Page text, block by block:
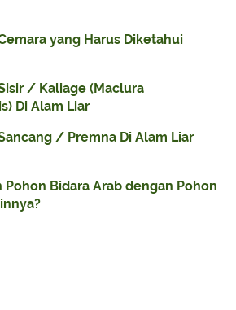
yang Harus Diketahui
/ Kaliage (Maclura
Di Alam Liar
/ Premna Di Alam Liar
Pohon Bidara Arab dengan Pohon